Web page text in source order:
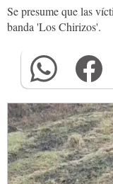
Se presume que las
banda 'Los Chirizos'.